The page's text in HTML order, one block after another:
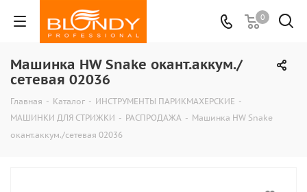
0
Машинка HW Snake окант.аккум./
сетевая 02036
Главная - Каталог - ИНСТРУМЕНТЫ ПАРИКМАХЕРСКИЕ -
МАШИНКИ ДЛЯ СТРИЖКИ - РАСПРОДАЖА - Машинка HW Snake
окант.аккум./сетевая 02036